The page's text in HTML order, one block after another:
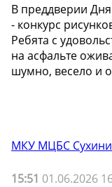
В преддверии
- конкурс
Ребята с
на асфальте
шумно, весело и
МКУ МЦБС
15:51 01.06.2026